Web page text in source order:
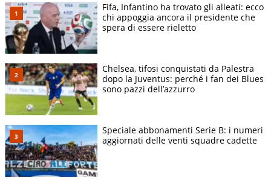
Fifa, Infantino ha trovato gli alleati: ecco
chi appoggia ancora il presidente che
spera di essere rieletto
Chelsea, tifosi conquistati da Palestra
dopo la Juventus: perché i fan dei Blues
sono pazzi dell’azzurro
Speciale abbonamenti Serie B: i numeri
aggiornati delle venti squadre cadette